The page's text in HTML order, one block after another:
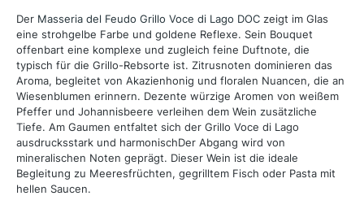
Der Masseria del Feudo Grillo Voce di Lago DOC zeigt im Glas
eine strohgelbe Farbe und goldene Reflexe. Sein Bouquet
offenbart eine komplexe und zugleich feine Duftnote, die
typisch für die Grillo-Rebsorte ist. Zitrusnoten dominieren das
Aroma, begleitet von Akazienhonig und floralen Nuancen, die an
Wiesenblumen erinnern. Dezente würzige Aromen von weißem
Pfeffer und Johannisbeere verleihen dem Wein zusätzliche
Tiefe. Am Gaumen entfaltet sich der Grillo Voce di Lago
ausdrucksstark und harmonischDer Abgang wird von
mineralischen Noten geprägt. Dieser Wein ist die ideale
Begleitung zu Meeresfrüchten, gegrilltem Fisch oder Pasta mit
hellen Saucen.